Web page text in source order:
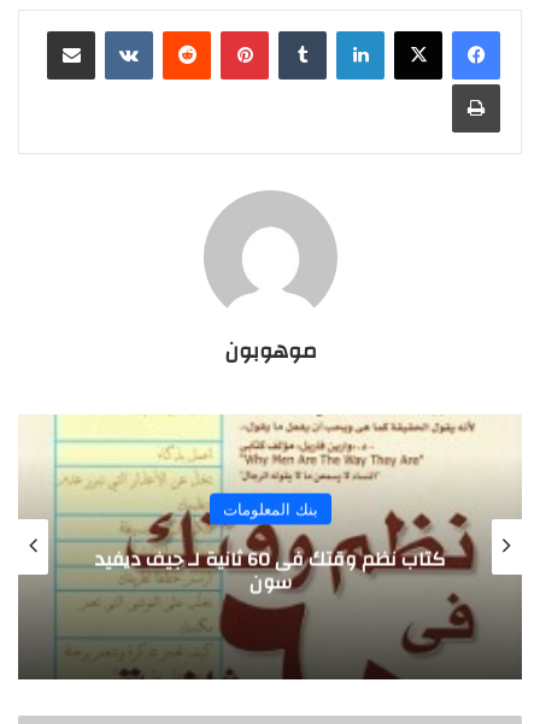
لينكدإن بينتيريست
موهوبون
بنك المعلومات
كتاب نظم وقتك فى 60 ثانية لـ جيف ديفيد
سون